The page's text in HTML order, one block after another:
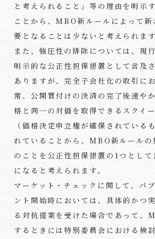
と考えられること」等の理由を明示
ことから、MBO新ルールによって新
要となることは少ないと考えられます
また、強圧性の排除については、現
明示的な公正性担保措置として言及
ありますが、完全子会社化の取引に
常、公開買付けの決済の完了後速や
格と同一の対価を取得できるスクイ
（価格決定申立権が確保されている
れていることから、 MBO新ルールの
のことを公正性担保措置の 1つとして
になると考えられます。
マーケット・チェックに関して、パ
ント開始時においては、具体的かつ
る対抗提案を受けた場合であって、
するときには特別委員会における検